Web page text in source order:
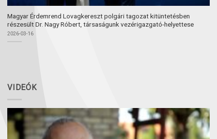
Magyar Érdemrend Lovagkereszt polgári tagozat kitüntetésben
részesült Dr. Nagy Róbert, társaságunk vezérigazgató-helyettese
2026-03-16
VIDEÓK